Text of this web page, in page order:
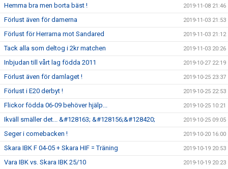
Hemma bra men borta bäst ! 2019-11-08 21:46
Förlust även för damerna 2019-11-03 21:53
Förlust för Herrarna mot Sandared 2019-11-03 21:12
Tack alla som deltog i 2kr matchen 2019-11-03 20:26
Inbjudan till vårt lag födda 2011 2019-10-27 22:19
Förlust även för damlaget ! 2019-10-25 23:37
Förlust i E20 derbyt ! 2019-10-25 22:53
Flickor födda 06-09 behöver hjälp... 2019-10-25 10:21
Ikväll smäller det... &#128163; &#128156;&#128420; 2019-10-25 09:05
Seger i comebacken ! 2019-10-20 16:00
Skara IBK F 04-05 + Skara HIF = Träning 2019-10-19 20:53
Vara IBK vs. Skara IBK 25/10 2019-10-19 20:23